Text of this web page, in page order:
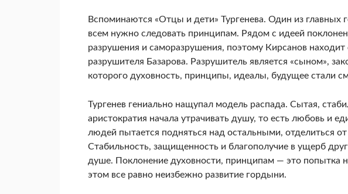
Вспоминаются «Отцы и дети» Тургенева. Один из главных
всем нужно следовать принципам. Рядом с идеей
разрушения и саморазрушения, поэтому Кирсанов
разрушителя Базарова. Разрушитель является «сы­ном»,
которого духовность, принципы, идеалы, будущее стали
Тургенев гениально нащупал модель распада. Сытая,
аристократия начала утрачивать душу, то есть лю­бовь и
людей пытается подняться над остальными, отде­литься
Стабильность, защищенность и благополучие в ущерб
душе. Поклонение духовности, принципам — это попытка
этом все равно неизбежно развитие гордыни.